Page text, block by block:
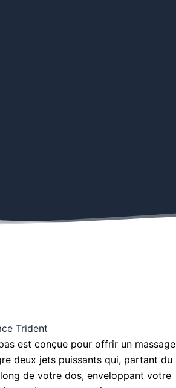
est conçue pour offrir un massage
deux jets puissants qui, partant du
de votre dos, enveloppant votre